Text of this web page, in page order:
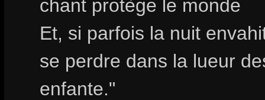
chant protège le monde
Et, si parfois la nuit
se perdre dans la lueur
enfante."